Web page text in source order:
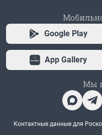
Google Play
App Gallery
Мы
Контактные данные для